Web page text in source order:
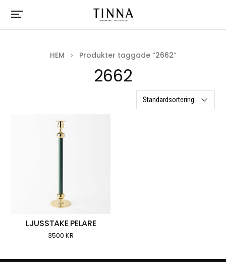
HEM Produkter taggade “2662”
2662
LJUSSTAKE PELARE
3500KR